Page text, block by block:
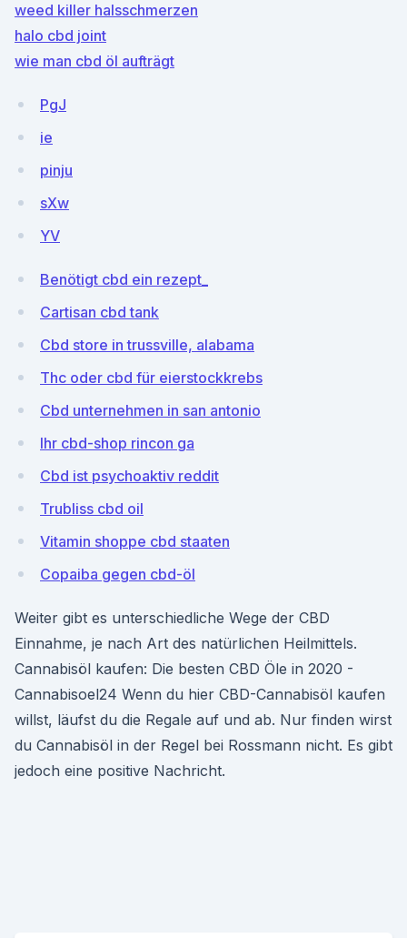
weed killer halsschmerzen
halo cbd joint
wie man cbd öl aufträgt
PgJ
ie
pinju
sXw
YV
Benötigt cbd ein rezept_
Cartisan cbd tank
Cbd store in trussville, alabama
Thc oder cbd für eierstockkrebs
Cbd unternehmen in san antonio
Ihr cbd-shop rincon ga
Cbd ist psychoaktiv reddit
Trubliss cbd oil
Vitamin shoppe cbd staaten
Copaiba gegen cbd-öl
Weiter gibt es unterschiedliche Wege der CBD
Einnahme, je nach Art des natürlichen Heilmittels.
Cannabisöl kaufen: Die besten CBD Öle in 2020 -
Cannabisoel24 Wenn du hier CBD-Cannabisöl kaufen
willst, läufst du die Regale auf und ab. Nur finden wirst
du Cannabisöl in der Regel bei Rossmann nicht. Es gibt
jedoch eine positive Nachricht.